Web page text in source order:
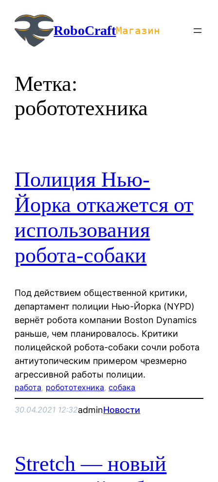
содержимомуRoboCraftМагазин
Метка:
робототехника
Полиция Нью-
Йорка откажется от
использования
робота-собаки
Под действием общественной критики,
департамент полиции Нью-Йорка (NYPD)
вернёт робота компании Boston Dynamics
раньше, чем планировалось. Критики
полицейской робота-собаки сочли робота
антиутопическим примером чрезмерно
агрессивной работы полиции.
работа, робототехника, собака
30.04.2021 12:32adminНовости
Stretch — новый